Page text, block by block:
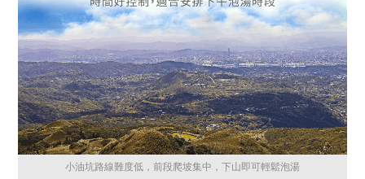
小油坑路線難度低，前段爬坡集中，下山即可輕鬆泡湯